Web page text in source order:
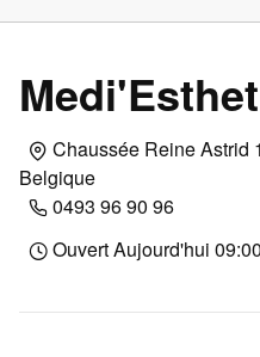
Chaussée Reine Astrid
Belgique
0493 96 90 96
Ouvert Aujourd'hui